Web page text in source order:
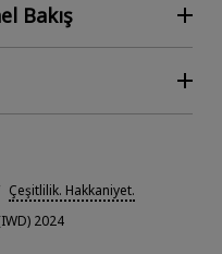
Bakış
Çeşitlilik. Hakkaniyet.
2024